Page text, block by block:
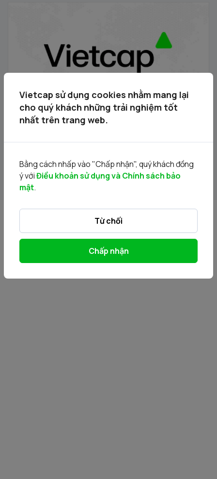
03.03.2026
03/03/2026
Vietcap sử dụng cookies nhằm mang lại
cho quý khách những trải nghiệm tốt
nhất trên trang web.
Bằng cách nhấp vào "Chấp nhận", quý khách đồng
ý vớiĐiều khoản sử dụng và Chính sách bảo
mật.
Từ chối
Chấp nhận